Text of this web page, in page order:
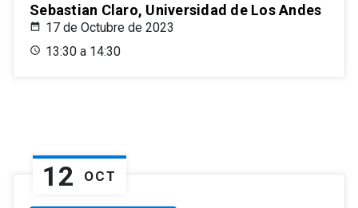
Sebastian Claro, Universidad de Los Andes
17 de Octubre de 2023
13:30 a 14:30
12 OCT